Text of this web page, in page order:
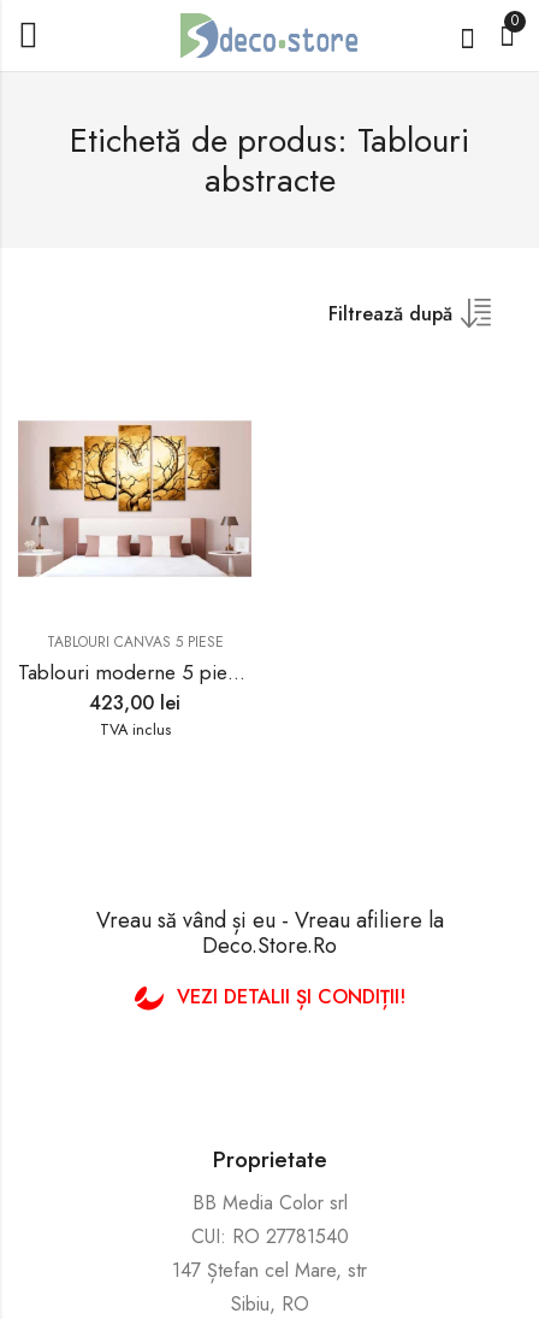
0
Etichetă de produs: Tablouri
abstracte
Filtrează după
TABLOURI CANVAS 5 PIESE
Tablouri moderne 5 piese inima copac 40188
423,00 lei
TVA inclus
Vreau să vând și eu - Vreau afiliere la
Deco.Store.Ro
VEZI DETALII ȘI CONDIȚII!
Proprietate
BB Media Color srl
CUI: RO 27781540
147 Ștefan cel Mare, str
Sibiu, RO